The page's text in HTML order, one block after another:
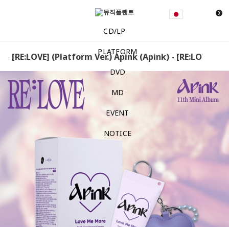
0
CD/LP
PLATFORM
DVD
MD
EVENT
NOTICE
[RE:LOVE] (Platform Ver.) Apink (Apink) - [RE:LOVE]